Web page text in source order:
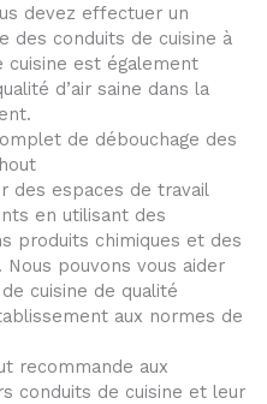
devez effectuer un
des conduits de cuisine à
cuisine est également
d’air saine dans la
de débouchage des
des espaces de travail
en utilisant des
produits chimiques et des
pouvons vous aider
cuisine de qualité
aux normes de
recommande aux
conduits de cuisine et leur